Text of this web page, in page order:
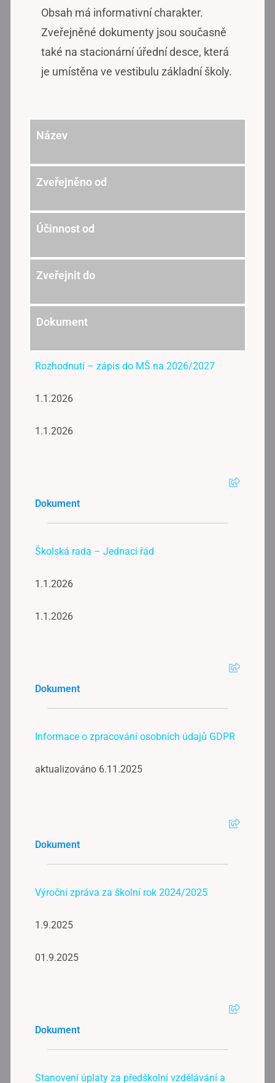
Obsah má informativní charakter.
Zveřejněné dokumenty jsou současně
také na stacionární úřední desce, která
je umístěna ve vestibulu základní školy.
Název
Zveřejněno od
Účinnost od
Zveřejnit do
Dokument
Rozhodnutí – zápis do MŠ na 2026/2027
1.1.2026
1.1.2026
Dokument
Školská rada – Jednací řád
1.1.2026
1.1.2026
Dokument
Informace o zpracování osobních údajů GDPR
aktualizováno 6.11.2025
Dokument
Výroční zpráva za školní rok 2024/2025
1.9.2025
01.9.2025
Dokument
Stanovení úplaty za předškolní vzdělávání a